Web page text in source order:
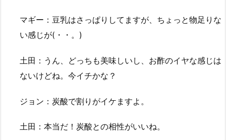
マギー：豆乳はさっぱりしてますが、ちょっと物足りな
い感じが(・・。)
土田：うん、どっちも美味しいし、お酢のイヤな感じは
ないけどね。今イチかな？
ジョン：炭酸で割りがイケますよ。
土田：本当だ！炭酸との相性がいいね。